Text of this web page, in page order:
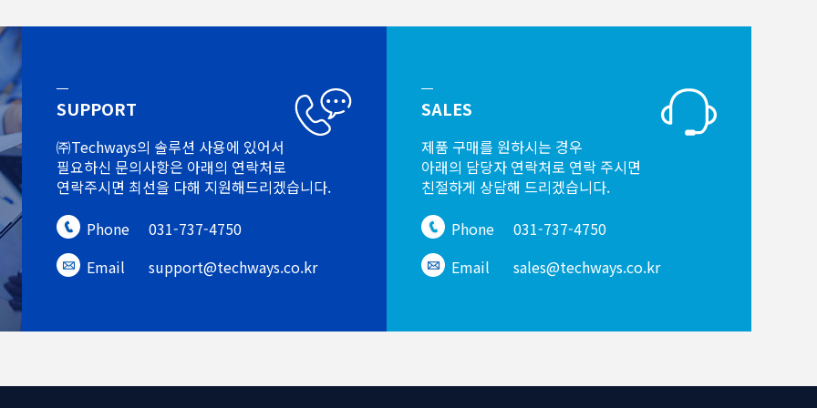
SUPPORT
㈜Techways의 솔루션 사용에 있어서
필요하신 문의사항은 아래의 연락처로
연락주시면 최선을 다해 지원해드리겠습니다.
Phone
031-737-4750
Email
support@techways.co.kr
SALES
제품 구매를 원하시는 경우
아래의 담당자 연락처로 연락 주시면
친절하게 상담해 드리겠습니다.
Phone
031-737-4750
Email
sales@techways.co.kr